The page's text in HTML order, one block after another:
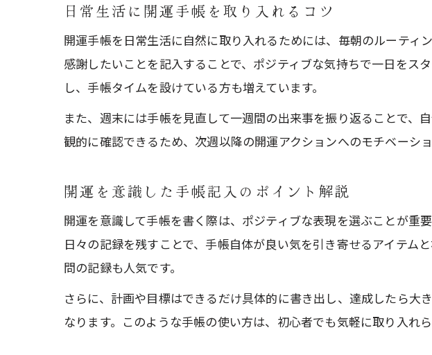
生活に開運
運気向上へ導く
運気別に選
自分に合っ
手帳を通じて叶
開運手帳で
開運手帳で
2026年の
日常生活に開運手帳を取り入れるコツ
開運手帳を日常生活に自然に取り入れるためには、毎朝のルーティ
感謝したいことを記入することで、ポジティブな気持ちで一日をス
し、手帳タイムを設けている方も増えています。
また、週末には手帳を見直して一週間の出来事を振り返ることで、
観的に確認できるため、次週以降の開運アクションへのモチベーショ
開運を意識した手帳記入のポイント解説
開運を意識して手帳を書く際は、ポジティブな表現を選ぶことが重
日々の記録を残すことで、手帳自体が良い気を引き寄せるアイテム
問の記録も人気です。
さらに、計画や目標はできるだけ具体的に書き出し、達成したら大
なります。このような手帳の使い方は、初心者でも気軽に取り入れ